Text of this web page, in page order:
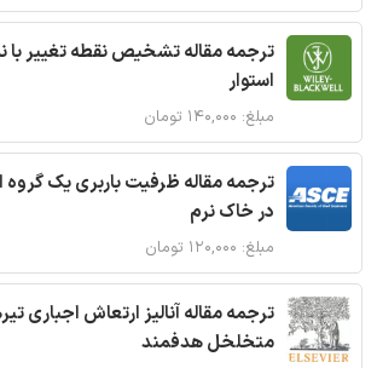
ترجمه مقاله تشخیص نقطه تغییر با
استوار
مبلغ: ۱۴۰,۰۰۰ تومان
ترجمه مقاله ظرفیت باربری یک
در خاک نرم
مبلغ: ۱۲۰,۰۰۰ تومان
ترجمه مقاله آنالیز ارتعاش اجباری
متخلخل هدفمند